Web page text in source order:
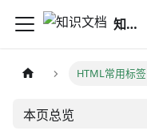
知识文档
HTML常用标签
本页总览